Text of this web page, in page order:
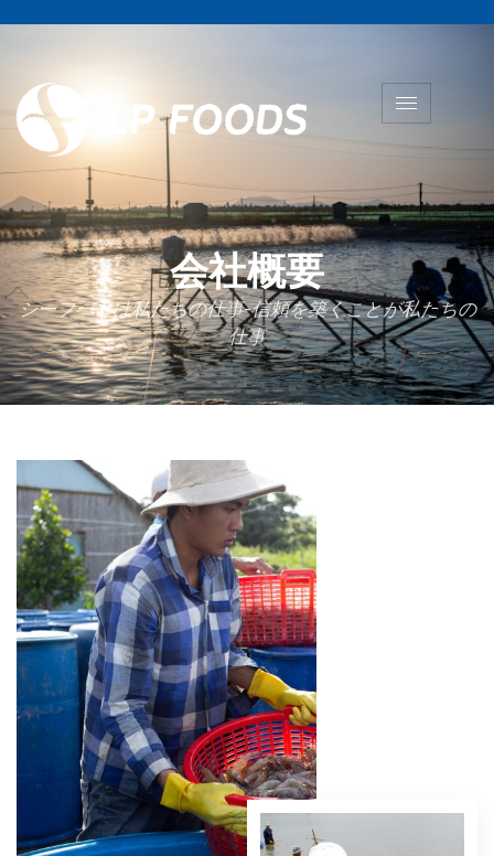
会社概要
シーフードは私たちの仕事-信頼を築くことが私たちの
仕事